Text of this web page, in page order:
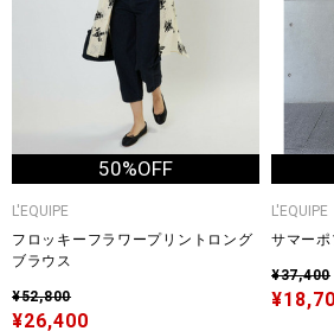
50%OFF
L'EQUIPE
フロッキーフラワープリントロング
ブラウス
¥52,800
¥26,400
L'EQUIPE
サマー
¥37,400